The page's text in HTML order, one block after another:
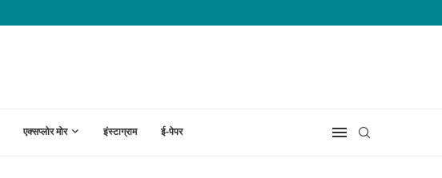
एक्सप्लोर मोर इंस्टाग्राम ई-पेपर